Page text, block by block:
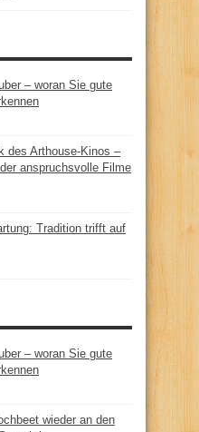
– woran Sie gute
des Arthouse-Kinos –
anspruchsvolle Filme
Tradition trifft auf
– woran Sie gute
wieder an den